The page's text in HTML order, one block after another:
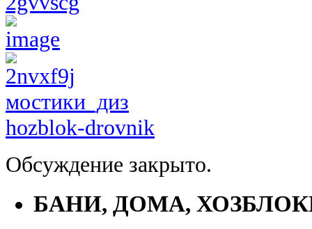
мостики_диз
hozblok-drovnik
Обсуждение закрыто.
БАНИ, ДОМА,